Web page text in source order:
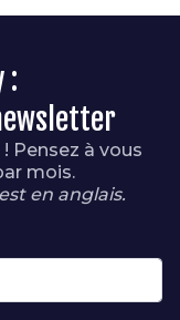
:
Pensez à vous
mois.
en anglais.